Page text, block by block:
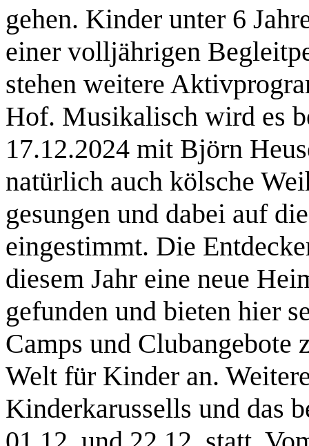
gehen. Kinder unter 6
einer volljährigen
stehen weitere
Hof. Musikalisch wird es
17.12.2024 mit Björn
natürlich auch kölsche
gesungen und dabei auf
eingestimmt. Die
diesem Jahr eine neue
gefunden und bieten hier
Camps und Clubangebote
Welt für Kinder an.
Kinderkarussells und das